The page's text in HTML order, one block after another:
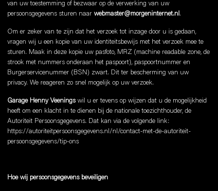
van uw toestemming of bezwaar op de verwerking van uw
persoonsgegevens sturen naar webmaster@morgeninternet.nl.
Om er zeker van te zijn dat het verzoek tot inzage door u is gedaan,
vragen wij u een kopie van uw identiteitsbewijs met het verzoek mee te
sturen. Maak in deze kopie uw pasfoto, MRZ (machine readable zone, de
strook met nummers onderaan het paspoort), paspoortnummer en
Burgerservicenummer (BSN) zwart. Dit ter bescherming van uw
privacy. We reageren zo snel mogelijk op uw verzoek.
Garage Henny Veeningswil u er tevens op wijzen dat u de mogelijkheid
heeft om een klacht in te dienen bij de nationale toezichthouder, de
Autoriteit Persoonsgegevens. Dat kan via de volgende link:
https://autoriteitpersoonsgegevens.nl/nl/contact-met-de-autoriteit-
persoonsgegevens/tip-ons
Hoe wij persoonsgegevens beveiligen